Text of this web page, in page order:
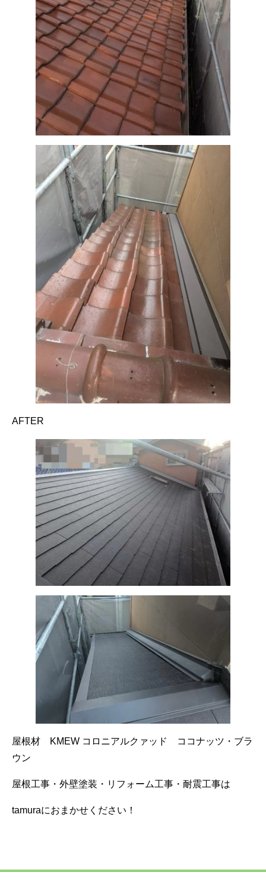
AFTER
屋根材 KMEW コロニアルクァッド ココナッツ・ブラ
ウン
屋根工事・外壁塗装・リフォーム工事・耐震工事は
tamuraにおまかせください！